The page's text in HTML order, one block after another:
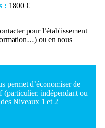
: 1800 €
pour l’établissement
ou en nous
permet d’économiser de
(particulier, indépendant ou
Niveaux 1 et 2